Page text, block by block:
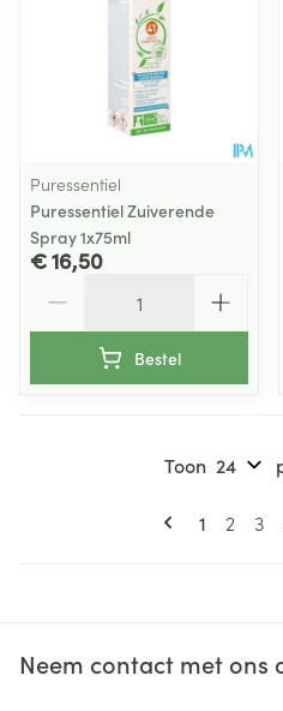
Puressentiel
Puressentiel Zuiverende
Spray 1x75ml
€ 16,50
Bestel
U lees
1 Pagina
2 3
Toon
Neem contact met ons